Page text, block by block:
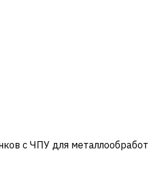
с ЧПУ для